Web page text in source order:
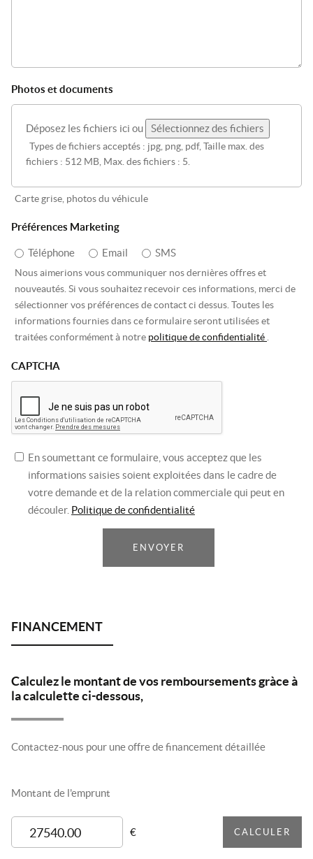
Photos et documents
Déposez les fichiers ici ou Sélectionnez des fichiers
Types de fichiers acceptés : jpg, png, pdf, Taille max. des
fichiers : 512 MB, Max. des fichiers : 5.
Carte grise, photos du véhicule
Préférences Marketing
Téléphone Email SMS
Nous aimerions vous communiquer nos dernières offres et
nouveautés. Si vous souhaitez recevoir ces informations, merci de
sélectionner vos préférences de contact ci dessus. Toutes les
informations fournies dans ce formulaire seront utilisées et
traitées conformément à notre politique de confidentialité.
CAPTCHA
En soumettant ce formulaire, vous acceptez que les
informations saisies soient exploitées dans le cadre de
votre demande et de la relation commerciale qui peut en
découler. Politique de confidentialité
ENVOYER
Calculez le montant de vos remboursements gràce à
la calculette ci-dessous,
Contactez-nous pour une offre de financement détaillée
Montant de l'emprunt
€ CALCULER